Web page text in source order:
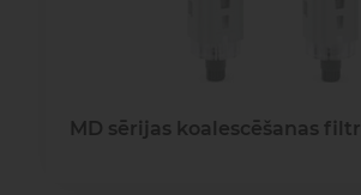
MD sērijas koalescēšanas filtri